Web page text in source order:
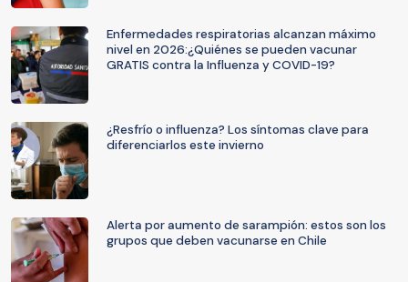
Enfermedades respiratorias alcanzan máximo
nivel en 2026:¿Quiénes se pueden vacunar
GRATIS contra la Influenza y COVID-19?
¿Resfrío o influenza? Los síntomas clave para
diferenciarlos este invierno
Alerta por aumento de sarampión: estos son los
grupos que deben vacunarse en Chile